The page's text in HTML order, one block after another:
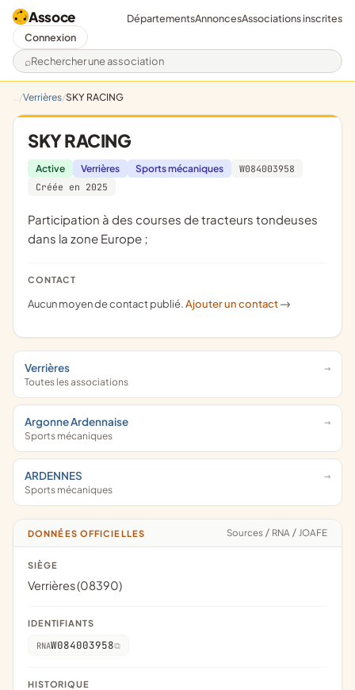
Assoce
Rechercher une association
DépartementsAnnoncesAssociations inscrites
Connexion
Verrières SKY RACING
SKY RACING
Active Verrières Sports mécaniques
W084003958
Créée en 2025
participation à des courses de tracteurs tondeuses
dans la zone Europe ;
CONTACT
Aucun moyen de contact publié.Ajouter un contact ->
Verrières
Toutes les associations
Argonne Ardennaise
Sports mécaniques
ARDENNES
Sports mécaniques
DONNÉES OFFICIELLES Sources / RNA / JOAFE
SIÈGE
Verrières (08390)
IDENTIFIANTS
RNAW084003958
HISTORIQUE